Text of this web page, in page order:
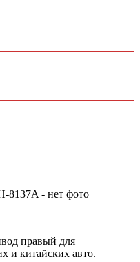
правый для
и китайских авто.